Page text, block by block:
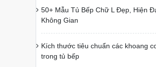
50+ Mẫu Tủ Bếp Chữ L Đẹp, Hiện
Không Gian
Kích thước tiêu chuẩn các khoang
trong tủ bếp